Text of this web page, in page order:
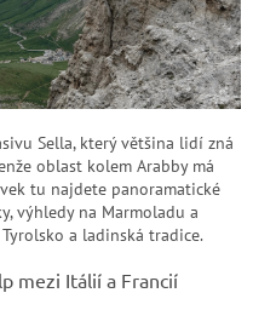
Sella, který většina lidí zná
oblast kolem Arabby má
tu najdete panoramatické
výhledy na Marmoladu a
a ladinská tradice.
mezi Itálií a Francií